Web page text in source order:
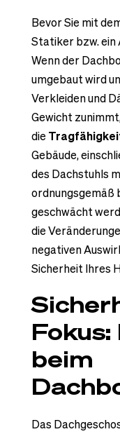
Bevor Sie mit
Statiker bzw. ein
Wenn der
umgebaut wird
Verkleiden und
Gewicht
die
Gebäude,
des Dachstuhls
ordnungsgemäß
geschwächt
die
negativen
Sicherheit Ihres
beim
Das